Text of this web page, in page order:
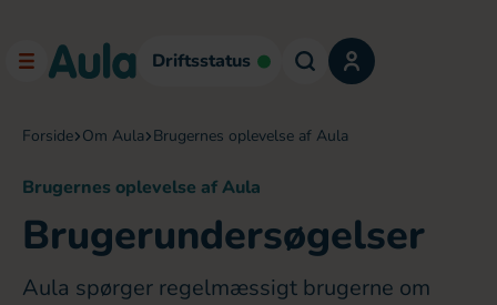
Driftsstatus
forside om Aula brugernes oplevelse af Aula
Brugernes oplevelse af Aula
Brugerundersøgelser
Aula spørger regelmæssigt brugerne om